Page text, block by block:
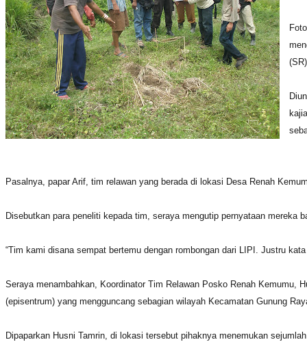
Pasalnya, papar Arif, tim relawan yang berada di lokasi Desa Renah
Disebutkan para peneliti kepada tim, seraya mengutip pernyataan
“Tim kami disana sempat bertemu dengan rombongan dari LIPI. Justru
Seraya menambahkan, Koordinator Tim Relawan Posko Renah Kemumu,
(episentrum) yang mengguncang sebagian wilayah Kecamatan Gunung
Dipaparkan Husni Tamrin, di lokasi tersebut pihaknya menemukan